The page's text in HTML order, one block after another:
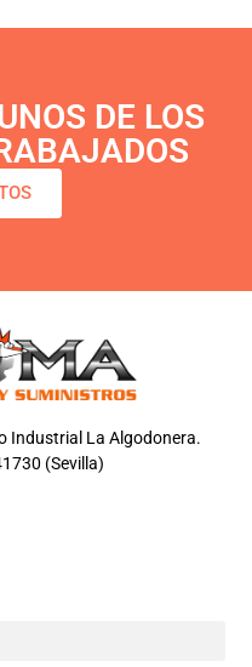
DE LOS
Industrial La Algodonera.
(Sevilla)